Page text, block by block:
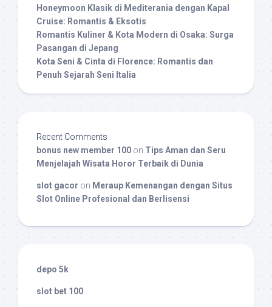
Honeymoon Klasik di Mediterania dengan Kapal
Cruise: Romantis & Eksotis
Romantis Kuliner & Kota Modern di Osaka: Surga
Pasangan di Jepang
Kota Seni & Cinta di Florence: Romantis dan
Penuh Sejarah Seni Italia
Recent Comments
bonus new member 100 on Tips Aman dan Seru
Menjelajah Wisata Horor Terbaik di Dunia
slot gacor on Meraup Kemenangan dengan Situs
Slot Online Profesional dan Berlisensi
depo 5k
slot bet 100